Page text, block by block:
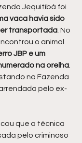
Jequitibá foi
vaca havia sido
transportada. No
o animal
JBP e um
na orelha.
na Fazenda
pelo ex-
que a técnica
pelo criminoso